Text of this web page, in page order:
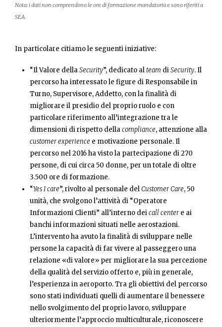
Nota:i dati non comprendono le ore di formazione mandatoria e sono riferiti a
SEA.
In particolare citiamo le seguenti iniziative:
“Il Valore dellaSecurity”, dedicato alteam diSecurity. Il
percorso ha interessato le figure di Responsabile in
Turno, Supervisore, Addetto, con la finalità di
migliorare il presidio del proprio ruolo e con
particolare riferimento all’integrazione tra le
dimensioni di rispetto dellacompliance, attenzione alla
customer experience e motivazione personale. Il
percorso nel 2016 ha visto la partecipazione di 270
persone, di cui circa 50 donne, per un totale di oltre
3.500 ore di formazione.
“Yes I care”, rivolto al personale delCustomer Care, 50
unità, che svolgono l’attività di “Operatore
Informazioni Clienti” all’interno deicall centere ai
banchi informazioni situati nelle aerostazioni.
L’intervento ha avuto la finalità di sviluppare nelle
persone la capacità di far vivere al passeggero una
relazione «di valore» per migliorare la sua percezione
della qualità del servizio offerto e, più in generale,
l’esperienza in aeroporto. Tra gli obiettivi del percorso
sono stati individuati quelli di aumentare il benessere
nello svolgimento del proprio lavoro, sviluppare
ulteriormente l’approccio multiculturale, riconoscere